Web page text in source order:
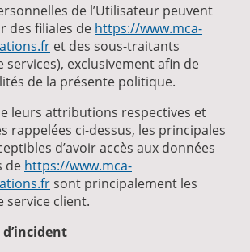
de l’Utilisateur peuvent
des filiales de https://www.mca-
et des sous-traitants
services), exclusivement afin de
de la présente politique.
leurs attributions respectives et
rappelées ci-dessus, les principales
d’avoir accès aux données
de https://www.mca-
sont principalement les
service client.